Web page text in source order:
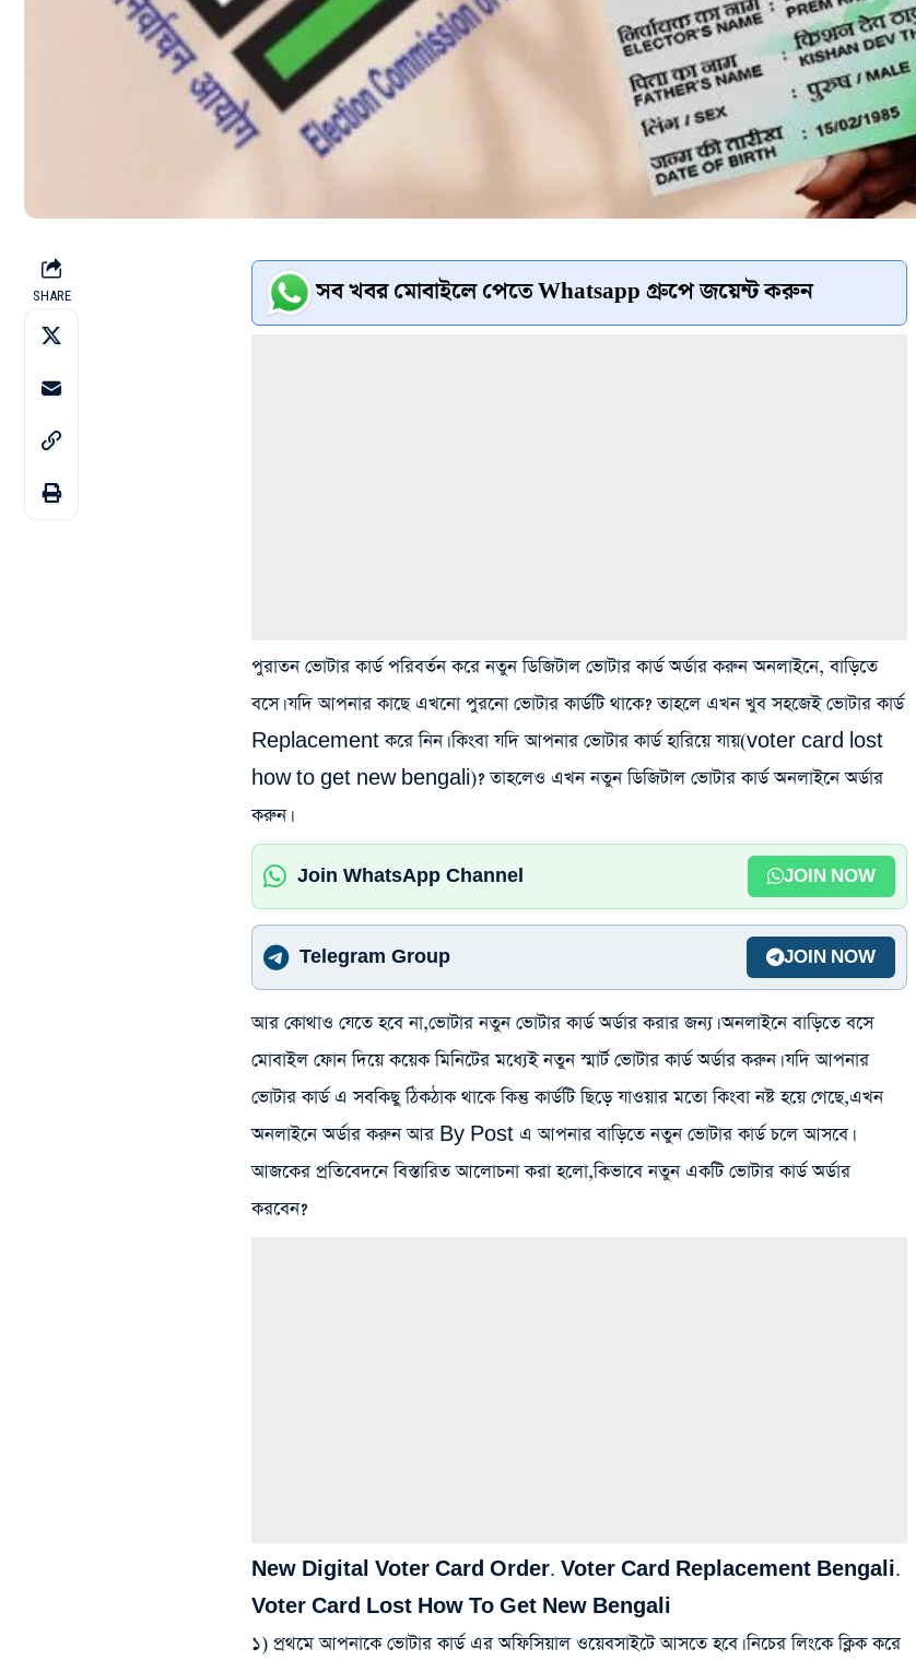
SHARE সব খবর মোবাইলে পেতে Whatsapp গ্রুপে জয়েন্ট করুন
পুরাতন ভোটার কার্ড পরিবর্তন করে নতুন ডিজিটাল ভোটার কার্ড অর্ডার করুন অনলাইনে, বাড়িতে
বসে। যদি আপনার কাছে এখনো পুরনো ভোটার কার্ডটি থাকে? তাহলে এখন খুব সহজেই ভোটার কার্ড
Replacement করে নিন। কিংবা যদি আপনার ভোটার কার্ড হারিয়ে যায়(voter card lost
how to get new bengali)? তাহলেও এখন নতুন ডিজিটাল ভোটার কার্ড অনলাইনে অর্ডার
করুন।
Join WhatsApp Channel JOIN NOW
Telegram Group JOIN NOW
আর কোথাও যেতে হবে না,ভোটার নতুন ভোটার কার্ড অর্ডার করার জন্য। অনলাইনে বাড়িতে বসে
মোবাইল ফোন দিয়ে কয়েক মিনিটের মধ্যেই নতুন স্মার্ট ভোটার কার্ড অর্ডার করুন। যদি আপনার
ভোটার কার্ড এ সবকিছু ঠিকঠাক থাকে কিন্তু কার্ডটি ছিড়ে যাওয়ার মতো কিংবা নষ্ট হয়ে গেছে,এখন
অনলাইনে অর্ডার করুন আর By Post এ আপনার বাড়িতে নতুন ভোটার কার্ড চলে আসবে।
আজকের প্রতিবেদনে বিস্তারিত আলোচনা করা হলো,কিভাবে নতুন একটি ভোটার কার্ড অর্ডার
করবেন?
New Digital Voter Card Order. Voter Card Replacement Bengali.
Voter Card Lost How To Get New Bengali
১) প্রথমে আপনাকে ভোটার কার্ড এর অফিসিয়াল ওয়েবসাইটে আসতে হবে। নিচের লিংকে ক্লিক করে